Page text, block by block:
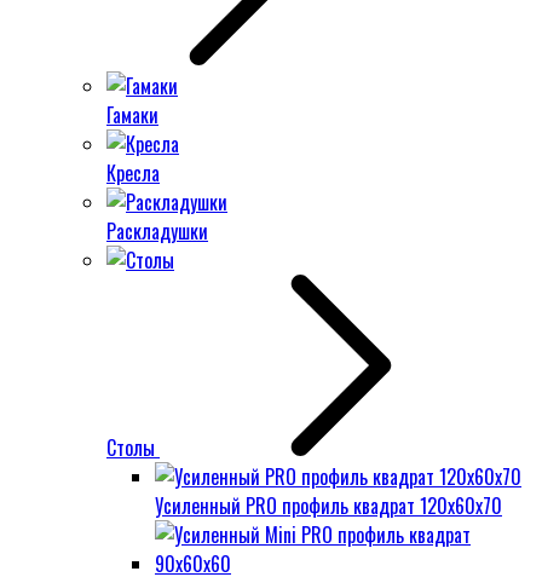
Гамаки
Кресла
Раскладушки
Столы
Усиленный PRO профиль квадрат 120х60х70